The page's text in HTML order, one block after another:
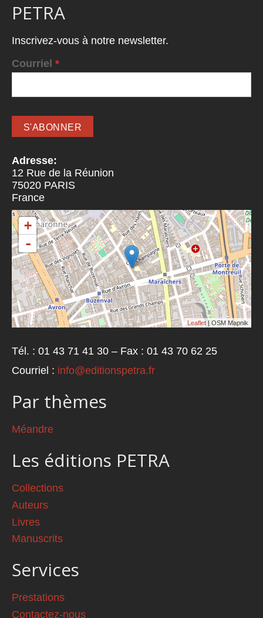
PETRA
Inscrivez-vous à notre newsletter.
Courriel *
Adresse:
12 Rue de la Réunion
75020 PARIS
France
+
-
Leaflet | OSM Mapnik
Tél. : 01 43 71 41 30 – Fax : 01 43 70 62 25
Courriel : info@editionspetra.fr
Par thèmes
Méandre
Les éditions PETRA
Collections
Auteurs
Livres
Manuscrits
Services
Prestations
Contactez-nous